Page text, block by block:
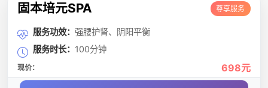
固本培元SPA 尊享服务
服务功效： 强腰护肾、阴阳平衡
服务时长： 100分钟
现价： 698元